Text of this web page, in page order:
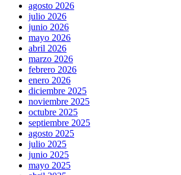
agosto 2026
julio 2026
junio 2026
mayo 2026
abril 2026
marzo 2026
febrero 2026
enero 2026
diciembre 2025
noviembre 2025
octubre 2025
septiembre 2025
agosto 2025
julio 2025
junio 2025
mayo 2025